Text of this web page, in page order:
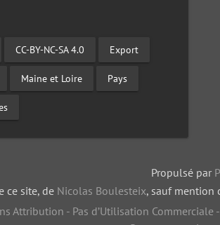
CC-BY-NC-SA 4.0 Export
Maine et Loire Pays
Propulsé par
ce site, de Nicolas Boulesteix, sauf mention
Attribution - Pas d’Utilisation